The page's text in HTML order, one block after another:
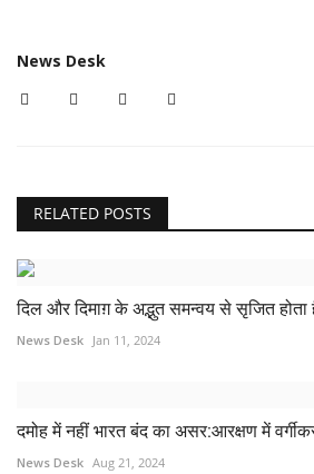
News Desk
RELATED POSTS
दिल और दिमाग़ के अद्भुत समन्वय से सृजित होता
News Desk Jan 11, 2024
दमोह में नहीं भारत बंद का असर:आरक्षण में
News Desk Aug 21, 2024